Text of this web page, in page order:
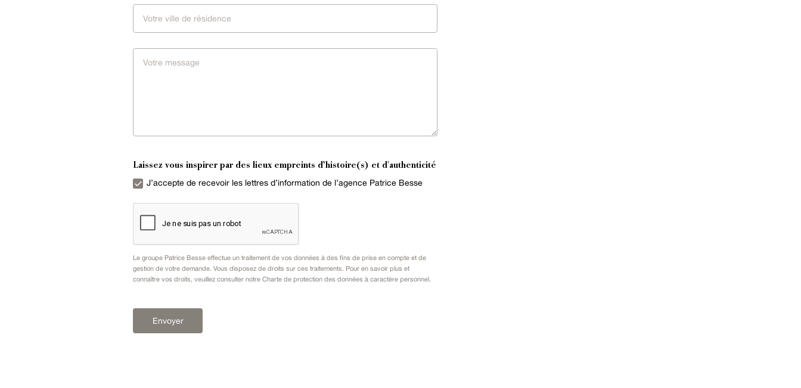
Laissez vous inspirer par des lieux empreints d’histoire(s) et d'authenticité
J’accepte de recevoir les lettres d’information de l’agence Patrice Besse
Le groupe Patrice Besse effectue un traitement de vos données à des fins de prise en compte et de
gestion de votre demande. Vous disposez de droits sur ces traitements. Pour en savoir plus et
connaître vos droits, veuillez consulter notre Charte de protection des données à caractère personnel.
Envoyer